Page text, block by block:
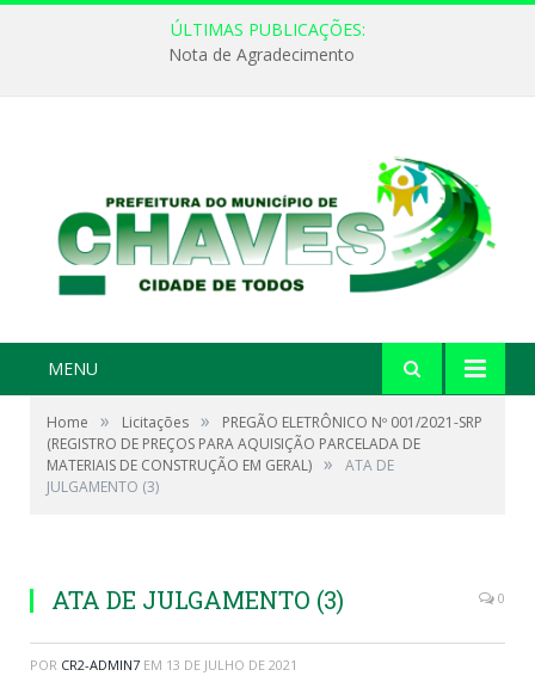
ÚLTIMAS PUBLICAÇÕES:
Nota de Agradecimento
MENU
Home » Licitações »
PREGÃO ELETRÔNICO Nº 001/2021-SRP
(REGISTRO DE PREÇOS PARA AQUISIÇÃO PARCELADA DE
MATERIAIS DE CONSTRUÇÃO EM GERAL) »
ATA DE
JULGAMENTO (3)
ATA DE JULGAMENTO (3) 0
POR CR2-ADMIN7 EM 13 DE JULHO DE 2021